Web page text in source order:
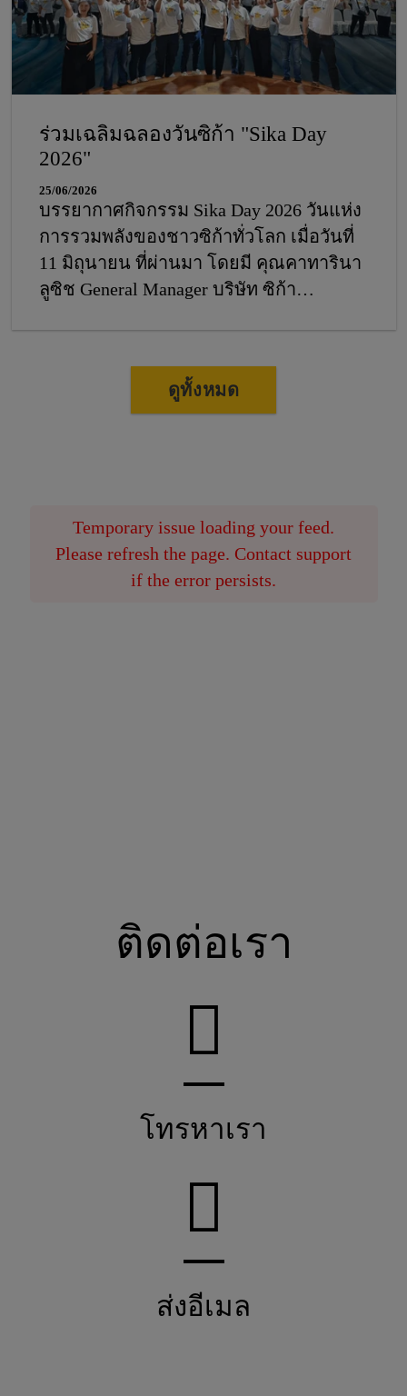
ร่วมเฉลิมฉลองวันซิก้า "Sika Day
2026"
25/06/2026
บรรยากาศกิจกรรม Sika Day 2026 วันแห่ง
การรวมพลังของชาวซิก้าทั่วโลก เมื่อวันที่
11 มิถุนายน ที่ผ่านมา โดยมี คุณคาทารินา
ลูซิช General Manager บริษัท ซิก้า
มุ่งมั่นร่วมกับพนักงานซิก้าประเทศไทย
ที่ซิก้าเราเชื่อมั่นว่า “Safety is part of our
อย่างยั่งยืน ภายใต้แนวคิด OUR PEOPLE.
OUR SAFETY. OUR SUCCESS.
ดูทั้งหมด
Temporary issue loading your feed.
Please refresh the page. Contact support
if the error persists.
ติดต่อเรา
โทรหาเรา
ส่งอีเมล